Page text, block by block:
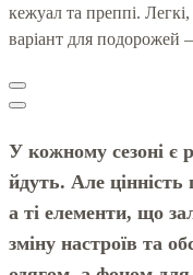
кежуал та преппі. Легкі,
варіант для подорожей
У кожному сезоні є
йдуть. Але
а ті елементи, що
зміну настроїв та